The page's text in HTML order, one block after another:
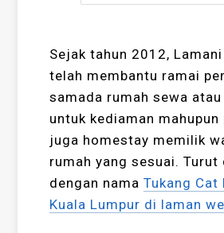
Sejak tahun 2012,
telah membantu ramai
samada rumah sewa
untuk kediaman mahupun
juga homestay memilik
rumah yang sesuai. Turut
dengan namaTukang Cat
Kuala Lumpur di laman